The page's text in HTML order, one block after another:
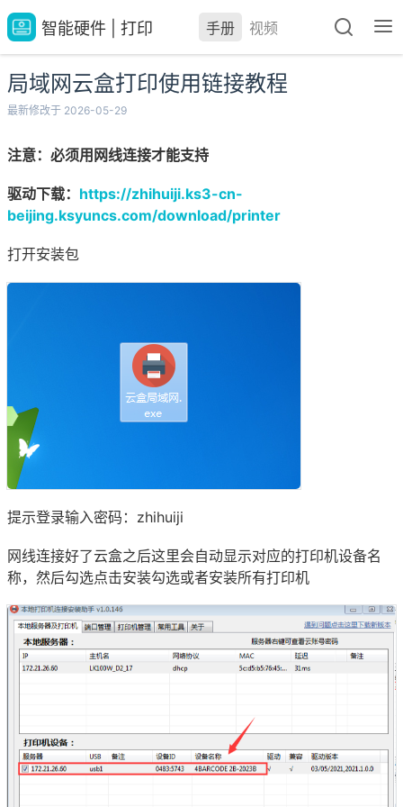
智能硬件 | 打印 手册 视频
局域网云盒打印使用链接教程
最新修改于 2026-05-29
注意：必须用网线连接才能支持
驱动下载： https://zhihuiji.ks3-cn-
beijing.ksyuncs.com/download/printer
打开安装包
提示登录输入密码：zhihuiji
网线连接好了云盒之后这里会自动显示对应的打印机设备名
称，然后勾选点击安装勾选或者安装所有打印机